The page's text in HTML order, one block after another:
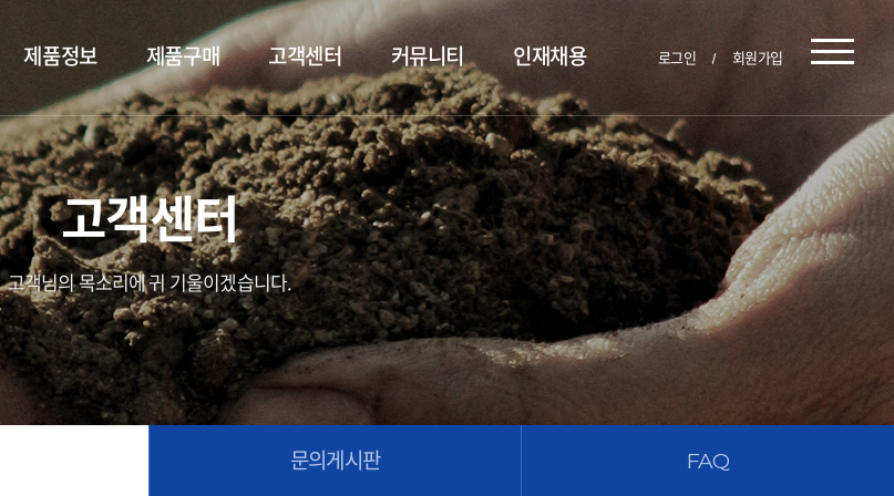
제품정보 제품구매 고객센터 커뮤니티 인재채용 로그인 회원가입
고객센터
고객님의 목소리에 귀 기울이겠습니다.
문의게시판 FAQ